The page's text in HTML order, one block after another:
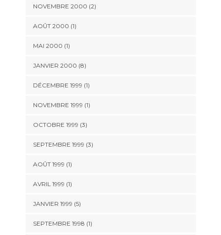
NOVEMBRE 2000 (2)
AOÛT 2000 (1)
MAI 2000 (1)
JANVIER 2000 (8)
DÉCEMBRE 1999 (1)
NOVEMBRE 1999 (1)
OCTOBRE 1999 (3)
SEPTEMBRE 1999 (3)
AOÛT 1999 (1)
AVRIL 1999 (1)
JANVIER 1999 (5)
SEPTEMBRE 1998 (1)